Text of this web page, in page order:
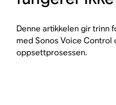
Denne artikkelen gir trinn
med Sonos Voice Control
oppsettprosessen.